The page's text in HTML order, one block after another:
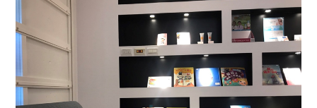
我思故我在
聯絡我